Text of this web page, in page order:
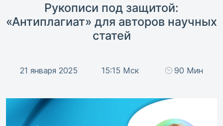
Рукописи под защитой:
«Антиплагиат» для авторов научных
статей
21 января 2025 15:15 Мск 90 Мин